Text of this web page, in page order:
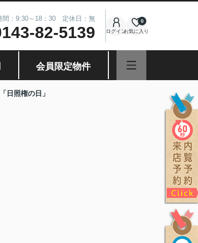
間：9:30～18：30 定休日：無
82-5139 ログインお気に入り
0
会員限定物件
日照権の日」